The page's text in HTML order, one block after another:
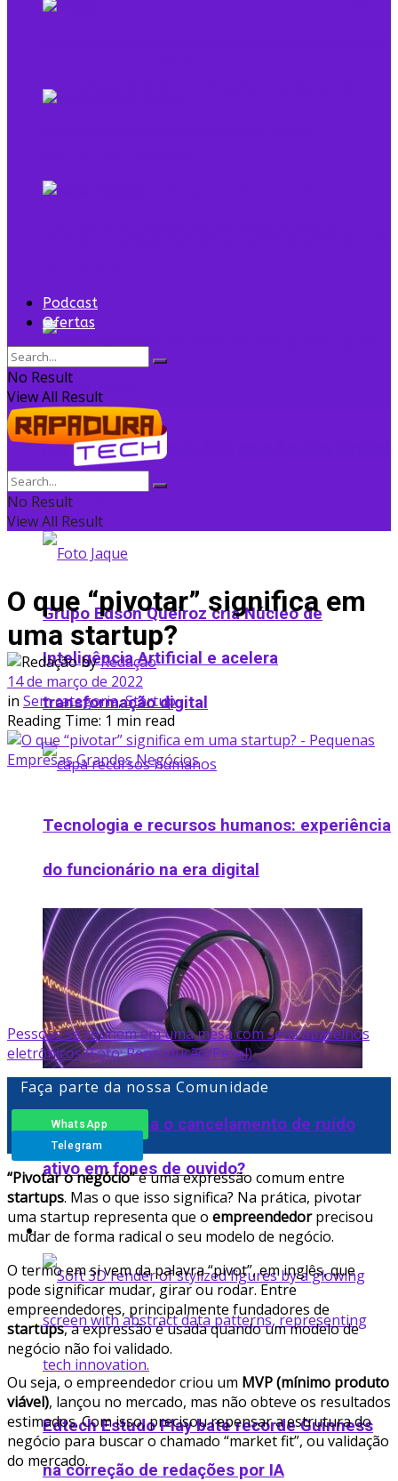
Tecto inaugura Mega Lobster, maior data
Flightradar24 vende 35% para Sprints Capital
para expansão
Grupo Edson Queiroz cria Núcleo de
Inteligência Artificial e acelera
transformação digital
Tecnologia e recursos humanos: experiência
do funcionário na era digital
Como funciona o cancelamento de ruído
ativo em fones de ouvido​?
Startup
Edtech Estudo Play bate recorde Guinness
na correção de redações por IA
Podcast
Ofertas
No Result
View All Result
No Result
View All Result
O que “pivotar” significa em
uma startup?
byRedação
14 de março de 2022
in Sem categoria,Startup
Reading Time: 1 min read
Pessoas se reúnem em uma mesa com seus aparelhos
eletrônicos (Foto: Reprodução/Pexel)
Faça parte da nossa Comunidade
WhatsApp
Telegram
“Pivotar o negócio”é uma expressão comum entre
startups. Mas o que isso significa? Na prática, pivotar
uma startup representa que o empreendedorprecisou
mudar de forma radical o seu modelo de negócio.
O termo em si vem da palavra “pivot”, em inglês, que
pode significar mudar, girar ou rodar. Entre
empreendedores, principalmente fundadores de
startups, a expressão é usada quando um modelo de
negócio não foi validado.
Ou seja, o empreendedor criou um MVP (mínimo produto
viável), lançou no mercado, mas não obteve os resultados
estimados. Com isso, precisou repensar a estrutura do
negócio para buscar o chamado “market fit”, ou validação
do mercado.